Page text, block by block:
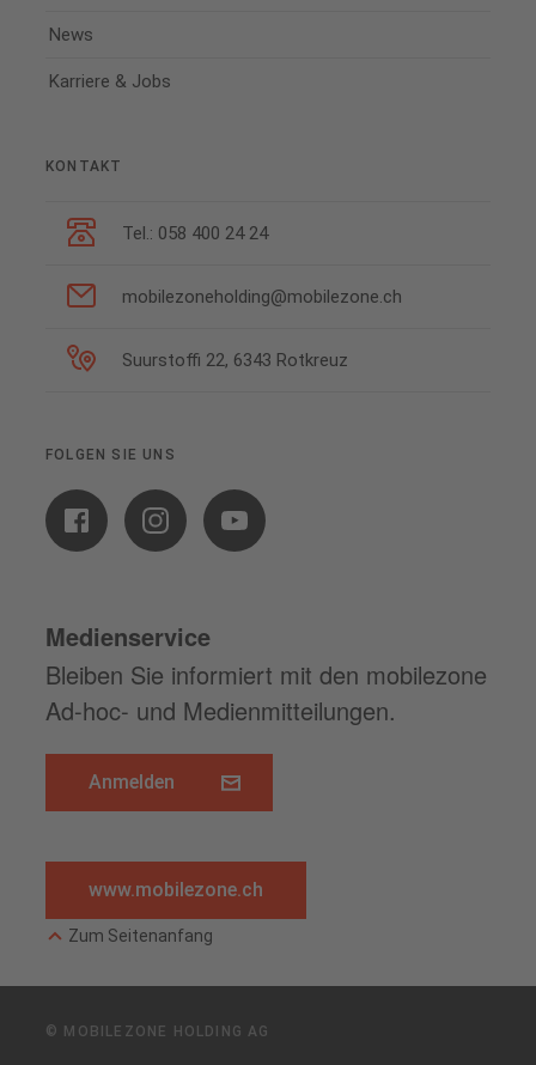
News
Karriere & Jobs
KONTAKT
Tel.: 058 400 24 24
mobilezoneholding@mobilezone.ch
Suurstoffi 22, 6343 Rotkreuz
FOLGEN SIE UNS
Medienservice
Bleiben Sie informiert mit den mobilezone
Ad-hoc- und Medienmitteilungen.
Anmelden
www.mobilezone.ch
Zum Seitenanfang
© MOBILEZONE HOLDING AG